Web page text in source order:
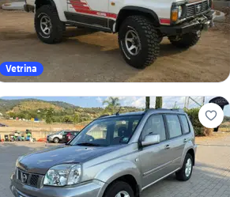
Vetrina